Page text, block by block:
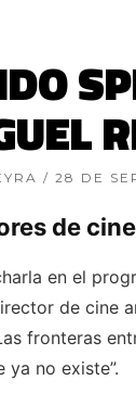
/ 28 DE
de
en el
de cine
fronteras
ya no existe”.